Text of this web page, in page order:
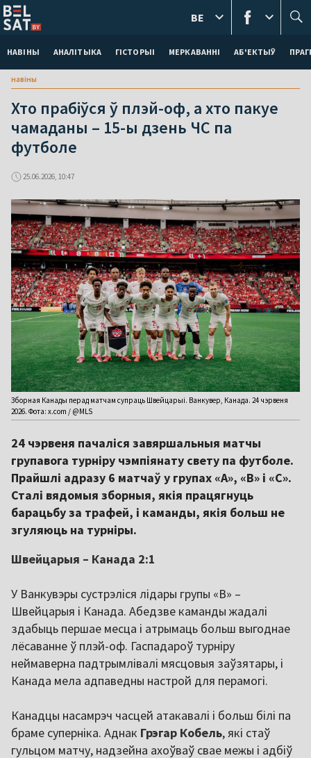
НАВІНЫ АНАЛІТЫКА ГІСТОРЫІ МЕРКАВАННI АБ'ЕКТЫЎ
BE
навіны
Хто прабіўся ў плэй-оф, а хто пакуе
чамаданы – 15-ы дзень ЧС па
футболе
25.06.2026, 10:47
Зборная Канады перад матчам супраць Швейцарыі. Ванкувер, Канада. 24 чэрвеня
2026. Фота: x.com / @MLS
24 чэрвеня пачаліся завяршальныя матчы
групавога турніру чэмпіянату свету па футболе.
Прайшлі адразу 6 матчаў у групах «А», «B» і «С».
Сталі вядомыя зборныя, якія працягнуць
барацьбу за трафей, і каманды, якія больш не
згуляюць на турніры.
Швейцарыя – Канада 2:1
У Ванкувэры сустрэліся лідары групы «В» –
Швейцарыя і Канада. Абедзве каманды жадалі
здабыць першае месца і атрымаць больш выгоднае
лёсаванне ў плэй-оф. Гаспадароў турніру
неймаверна падтрымлівалі мясцовыя заўзятары, і
Канада мела адпаведны настрой для перамогі.
Канадцы насамрэч часцей атакавалі і больш білі па
браме суперніка. Аднак Грэгар Кобель, які стаў
гульцом матчу, надзейна ахоўваў свае межы і адбіў